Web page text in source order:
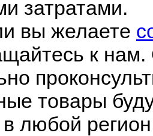
затратами.
вы желаете
к
товары
любой